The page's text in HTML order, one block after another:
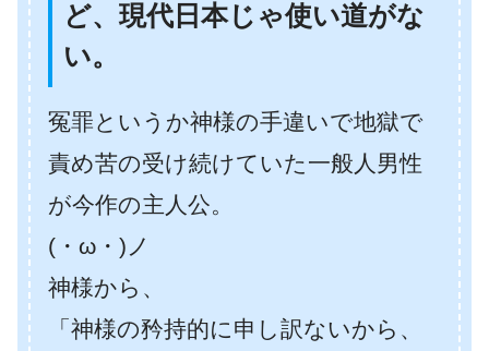
ど、現代日本じゃ使い道がな
い。
冤罪というか神様の手違いで地獄で
責め苦の受け続けていた一般人男性
が今作の主人公。
(・ω・)ノ
神様から、
「神様の矜持的に申し訳ないから、